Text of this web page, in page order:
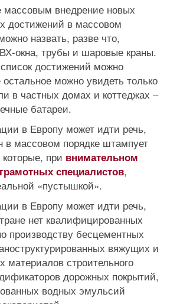
массовым внедрение новых
достижений в массовом
назвать, разве что,
окна, трубы и шаровые краны.
достижений можно
можно увидеть только
в частных домах и коттеджах –
батареи.
в Европу может идти речь,
в массовом порядке штампует
при внимательном
специалистов,
«пустышкой».
в Европу может идти речь,
нет квалифицированных
производству бесцементных
вяжущих и
материалов строительного
дорожных покрытий,
водных эмульсий